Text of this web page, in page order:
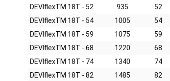
DEVIflexTM 18T - 52
935 52
DEVIflexTM 18T - 54
1005 54
DEVIflexTM 18T - 59
1075 59
DEVIflexTM 18T - 68
1220 68
DEVIflexTM 18T - 74
1340 74
DEVIflexTM 18T - 82
1485 82